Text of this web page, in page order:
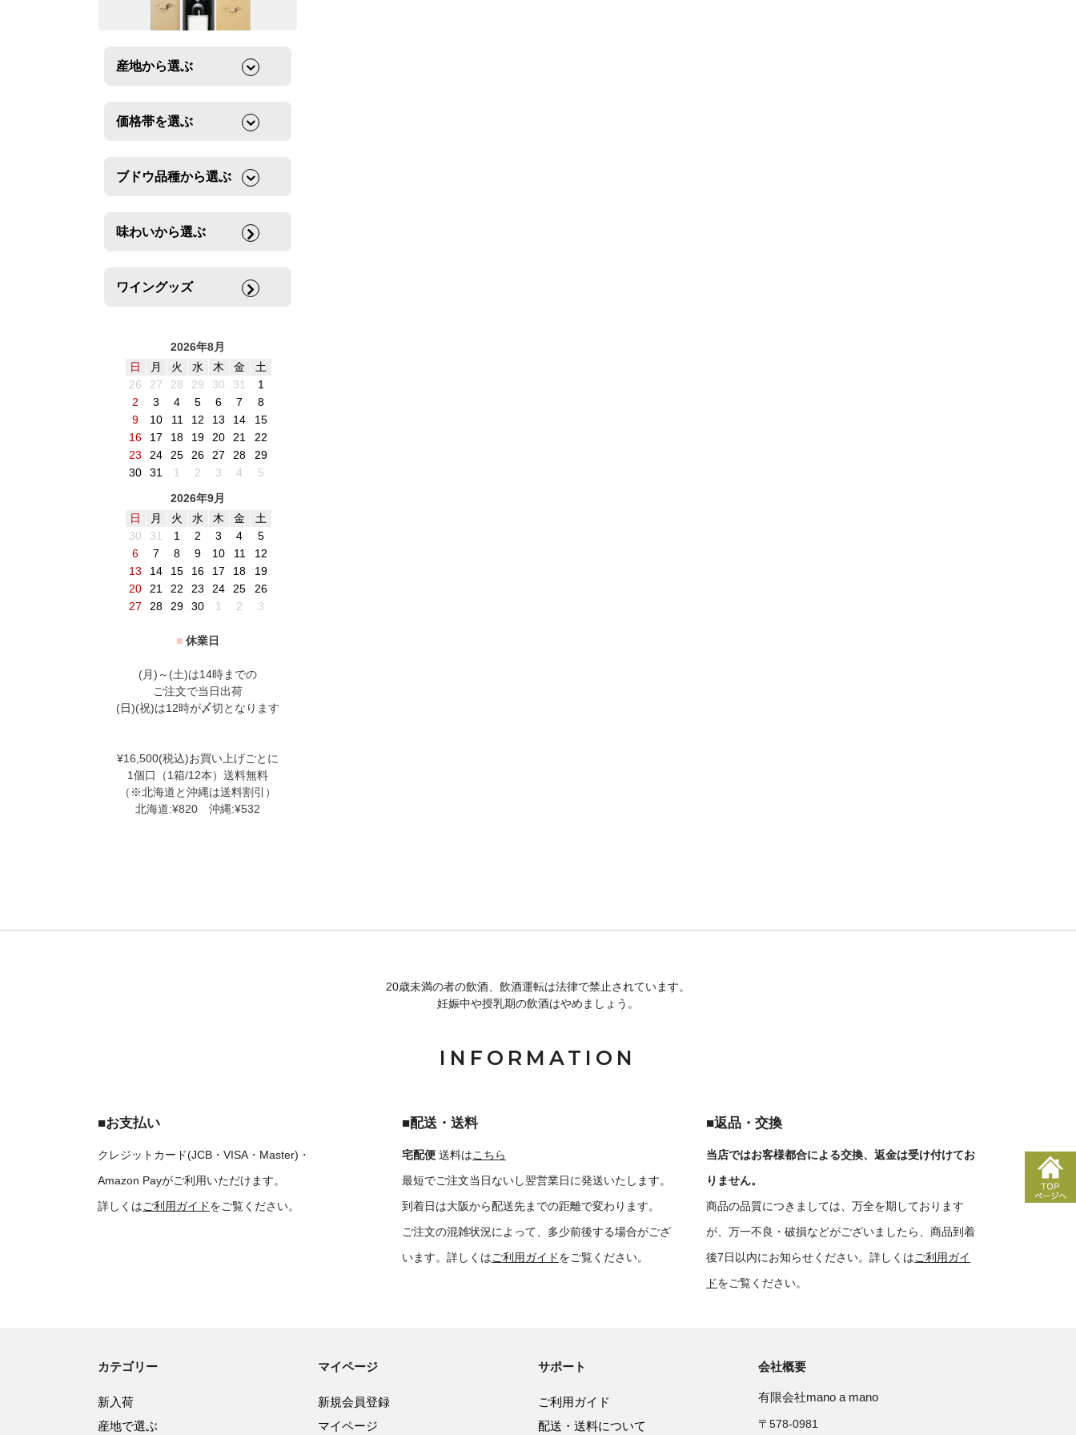
産地から選ぶ
価格帯を選ぶ
ブドウ品種から選ぶ
味わいから選ぶ
ワイングッズ
2026年8月
日
月 火 水 木 金
土
26
27 28 29 30 31
1
2
3 4 5 6 7
8
9
10 11 12 13 14
15
16
17 18 19 20 21
22
23
24 25 26 27 28
29
30
31 1 2 3 4
5
2026年9月
日
月 火 水 木 金
土
30
31 1 2 3 4
5
6
7 8 9 10 11
12
13
14 15 16 17 18
19
20
21 22 23 24 25
26
27
28 29 30 1 2 3
■ 休業日
(月)～(土)は14時までの
ご注文で当日出荷
(日)(祝)は12時が〆切となります
¥16,500(税込)お買い上げごとに
1個口（1箱/12本）送料無料
（※北海道と沖縄は送料割引）
北海道:¥820 沖縄:¥532
20歳未満の者の飲酒、飲酒運転は法律で禁止されています。
妊娠中や授乳期の飲酒はやめましょう。
INFORMATION
■お支払い
クレジットカード(JCB・VISA・Master)・
Amazon Payがご利用いただけます。
詳しくはご利用ガイドをご覧ください。
■配送・送料
宅配便 送料はこちら
最短でご注文当日ないし翌営業日に発送いたします。
到着日は大阪から配送先までの距離で変わります。
ご注文の混雑状況によって、多少前後する場合がござ
います。詳しくはご利用ガイドをご覧ください。
■返品・交換
当店ではお客様都合による交換、返金は受け付けてお
りません。
商品の品質につきましては、万全を期しております
が、万一不良・破損などがございましたら、商品到着
後7日以内にお知らせください。詳しくはご利用ガイ
ドをご覧ください。
カテゴリー
新入荷
産地で選ぶ
マイページ
新規会員登録
マイページ
サポート
ご利用ガイド
配送・送料について
会社概要
有限会社mano a mano
〒578-0981